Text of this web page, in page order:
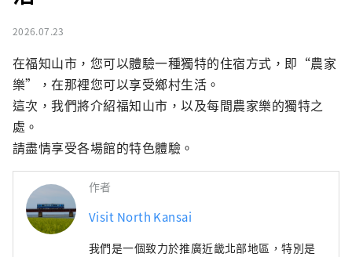
2026.07.23
在福知山市，您可以體驗一種獨特的住宿方式，即“農家
樂”，在那裡您可以享受鄉村生活。
這次，我們將介紹福知山市，以及每間農家樂的獨特之
處。
請盡情享受各場館的特色體驗。
作者
Visit North Kansai
我們是一個致力於推廣近畿北部地區，特別是